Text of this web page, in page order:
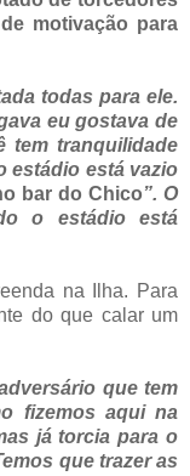
motivação para
todas para ele.
eu gostava de
tem tranquilidade
estádio está vazio
bar do Chico”. O
o estádio está
na Ilha. Para
do que calar um
que tem
fizemos aqui na
já torcia para o
que trazer as